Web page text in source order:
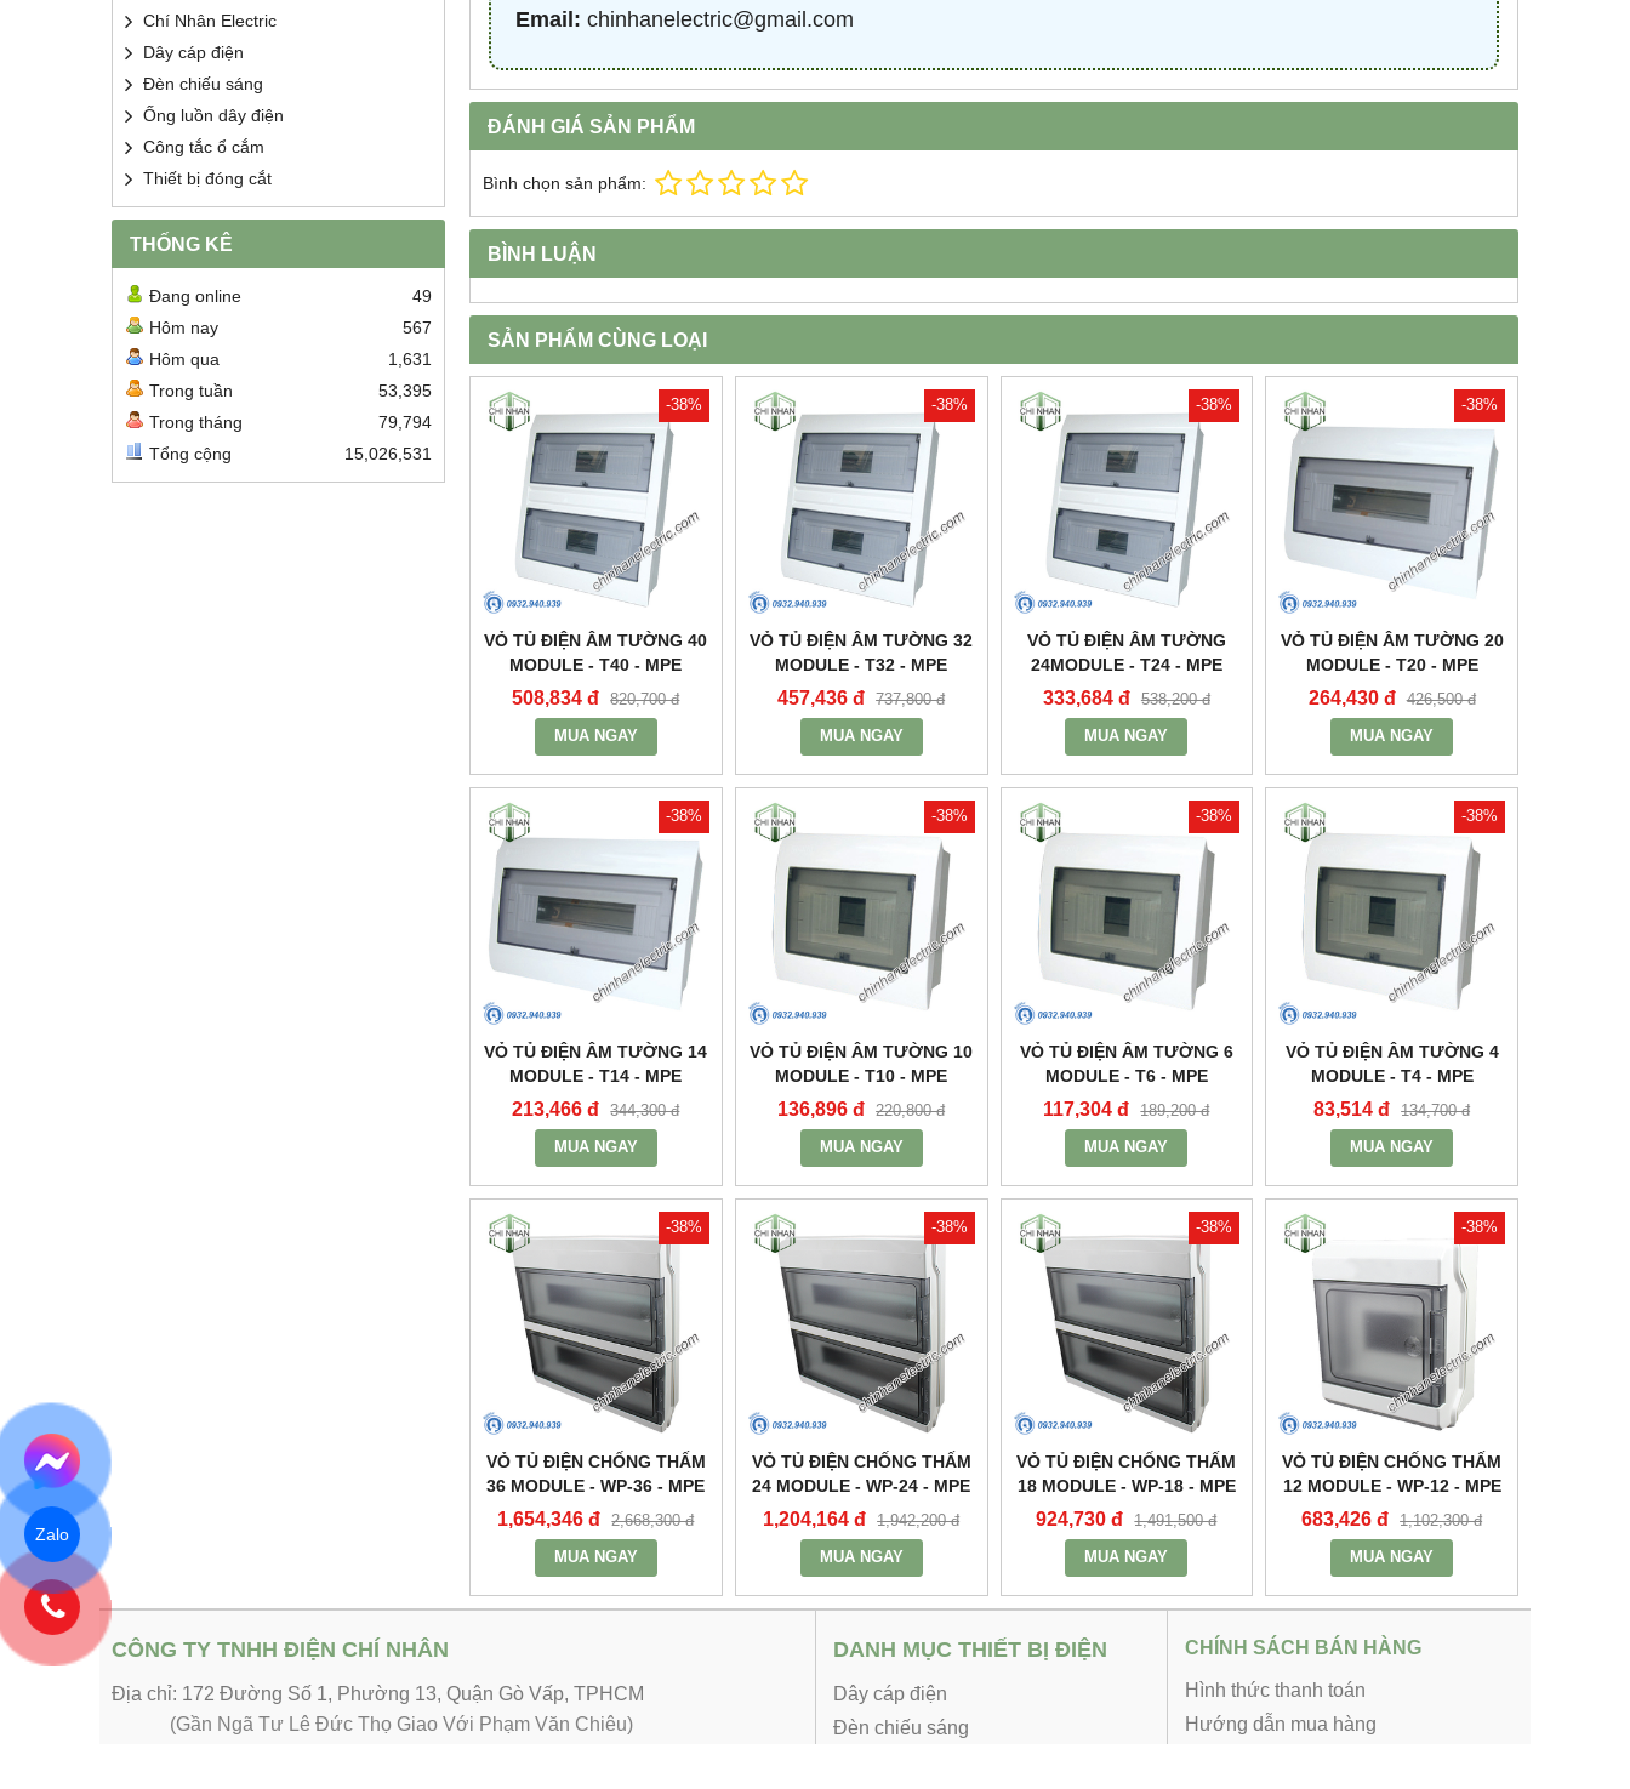
Chí Nhân Electric
Dây cáp điện
Đèn chiếu sáng
Ống luồn dây điện
Công tắc ổ cắm
Thiết bị đóng cắt
THỐNG KÊ
Đang online
49
Hôm nay
567
Hôm qua
1,631
Trong tuần
53,395
Trong tháng
79,794
Tổng cộng
15,026,531
Email: chinhanelectric@gmail.com
ĐÁNH GIÁ SẢN PHẨM
Bình chọn sản phẩm:
BÌNH LUẬN
SẢN PHẨM CÙNG LOẠI
-38%
VỎ TỦ ĐIỆN ÂM TƯỜNG 40
MODULE - T40 - MPE
508,834 đ 820,700 đ
MUA NGAY
-38%
VỎ TỦ ĐIỆN ÂM TƯỜNG 32
MODULE - T32 - MPE
457,436 đ 737,800 đ
MUA NGAY
-38%
VỎ TỦ ĐIỆN ÂM TƯỜNG
24MODULE - T24 - MPE
333,684 đ 538,200 đ
MUA NGAY
-38%
VỎ TỦ ĐIỆN ÂM TƯỜNG 20
MODULE - T20 - MPE
264,430 đ 426,500 đ
MUA NGAY
-38%
VỎ TỦ ĐIỆN ÂM TƯỜNG 14
MODULE - T14 - MPE
213,466 đ 344,300 đ
MUA NGAY
-38%
VỎ TỦ ĐIỆN ÂM TƯỜNG 10
MODULE - T10 - MPE
136,896 đ 220,800 đ
MUA NGAY
-38%
VỎ TỦ ĐIỆN ÂM TƯỜNG 6
MODULE - T6 - MPE
117,304 đ 189,200 đ
MUA NGAY
-38%
VỎ TỦ ĐIỆN ÂM TƯỜNG 4
MODULE - T4 - MPE
83,514 đ 134,700 đ
MUA NGAY
-38%
VỎ TỦ ĐIỆN CHỐNG THẤM
36 MODULE - WP-36 - MPE
1,654,346 đ 2,668,300 đ
MUA NGAY
-38%
VỎ TỦ ĐIỆN CHỐNG THẤM
24 MODULE - WP-24 - MPE
1,204,164 đ 1,942,200 đ
MUA NGAY
-38%
VỎ TỦ ĐIỆN CHỐNG THẤM
18 MODULE - WP-18 - MPE
924,730 đ 1,491,500 đ
MUA NGAY
-38%
VỎ TỦ ĐIỆN CHỐNG THẤM
12 MODULE - WP-12 - MPE
683,426 đ 1,102,300 đ
MUA NGAY
CÔNG TY TNHH ĐIỆN CHÍ NHÂN
Địa chỉ: 172 Đường Số 1, Phường 13, Quận Gò Vấp, TPHCM
(Gần Ngã Tư Lê Đức Thọ Giao Với Phạm Văn Chiêu)
DANH MỤC THIẾT BỊ ĐIỆN
Dây cáp điện
Đèn chiếu sáng
CHÍNH SÁCH BÁN HÀNG
Hình thức thanh toán
Hướng dẫn mua hàng
Zalo